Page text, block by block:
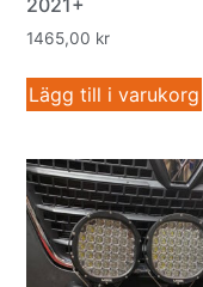
1465,00 kr
Lägg till i varukorg